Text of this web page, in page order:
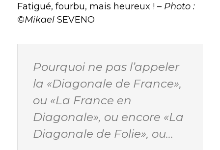
Fatigué, fourbu, mais heureux ! – Photo :
©Mikael SEVENO
Pourquoi ne pas l’appeler
la «Diagonale de France»,
ou «La France en
Diagonale», ou encore «La
Diagonale de Folie», ou…